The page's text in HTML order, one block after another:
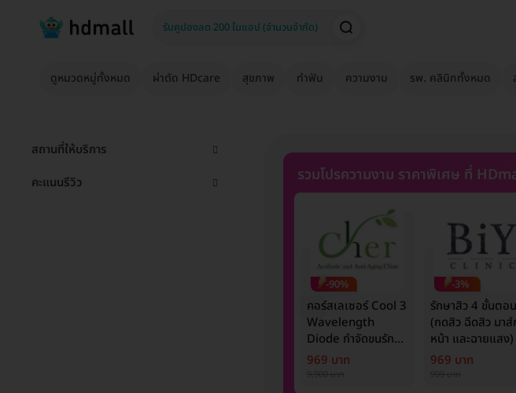
ดูหมวดหมู่ทั้งหมด ผ่าตัด HDcare สุขภาพ ทำฟัน ความงาม รพ. คลินิกทั้งหมด
สถานที่ให้บริการ
คะแนนรีวิว
รวมโปรความงาม ราคาพิเศษ ที่
-90%
คอร์สเลเซอร์ Cool 3
Wavelength
Diode กำจัดขนรักแร้
1 ปี 12 ครั้ง (1 สิทธิ์/
969 บาท
-3%
รักษาสิว 4 ขั้นตอน
(กดสิว ฉีดสิว มาส์
หน้า และฉายแสง)
ครั้ง
969 บาท